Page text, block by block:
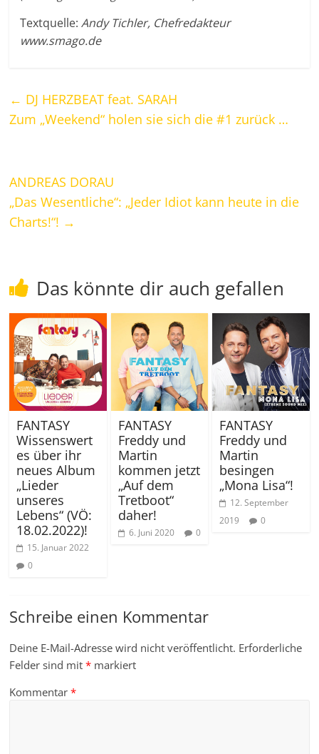
Textquelle:Andy Tichler, Chefredakteur
www.smago.de
← DJ HERZBEAT feat. SARAH
Zum „Weekend“ holen sie sich die #1 zurück …
ANDREAS DORAU
„Das Wesentliche“: „Jeder Idiot kann heute in die
Charts!“! →
Das könnte dir auch gefallen
FANTASY
Wissenswert
es über ihr
neues Album
„Lieder
unseres
Lebens“ (VÖ:
18.02.2022)!
15. Januar 2022
0
FANTASY
Freddy und
Martin
kommen jetzt
„Auf dem
Tretboot“
daher!
6. Juni 2020 0
FANTASY
Freddy und
Martin
besingen
„Mona Lisa“!
12. September
2019
0
Schreibe einen Kommentar
Deine E-Mail-Adresse wird nicht veröffentlicht. Erforderliche
Felder sind mit* markiert
Kommentar*